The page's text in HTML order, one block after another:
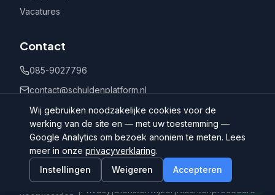
Vacatures
Contact
085-9027796
contact@schuldenplatform.nl
Postbus 802, 7400 AV Deventer
©
Schuldenplatform.nl
Algemene
|Privacy |Dienstenwijzer |Klachtenprocedure
Wij gebruiken noodzakelijke cookies voor de
werking van de site en — met uw toestemming —
Google Analytics om bezoek anoniem te meten. Lees
meer in onze privacyverklaring.
Instellingen
Weigeren Accepteren